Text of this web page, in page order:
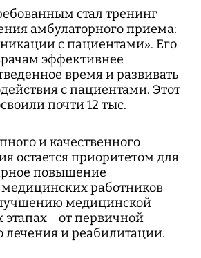
стал тренинг
амбулаторного приема:
с пациентами». Его
эффективнее
время и развивать
с пациентами. Этот
почти 12 тыс.
и качественного
остается приоритетом для
повышение
работников
медицинской
– от первичной
лечения и реабилитации.